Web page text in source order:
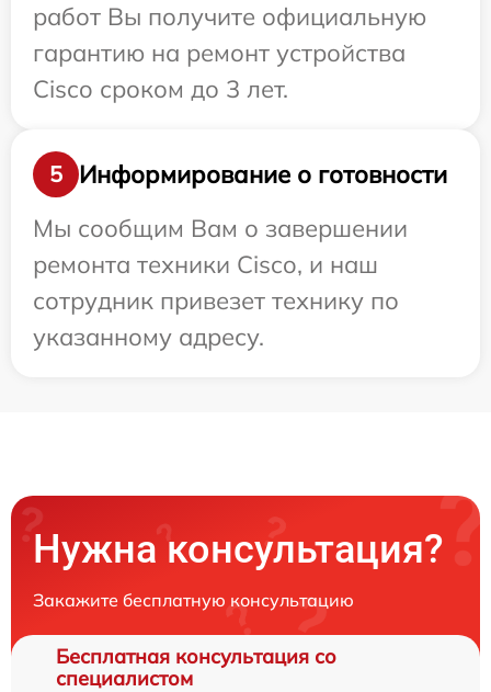
работ Вы получите официальную
гарантию на ремонт устройства
Cisco сроком до 3 лет.
5
Информирование о готовности
Мы сообщим Вам о завершении
ремонта техники Cisco, и наш
сотрудник привезет технику по
указанному адресу.
Нужна консультация?
Закажите бесплатную консультацию
Бесплатная консультация со
специалистом